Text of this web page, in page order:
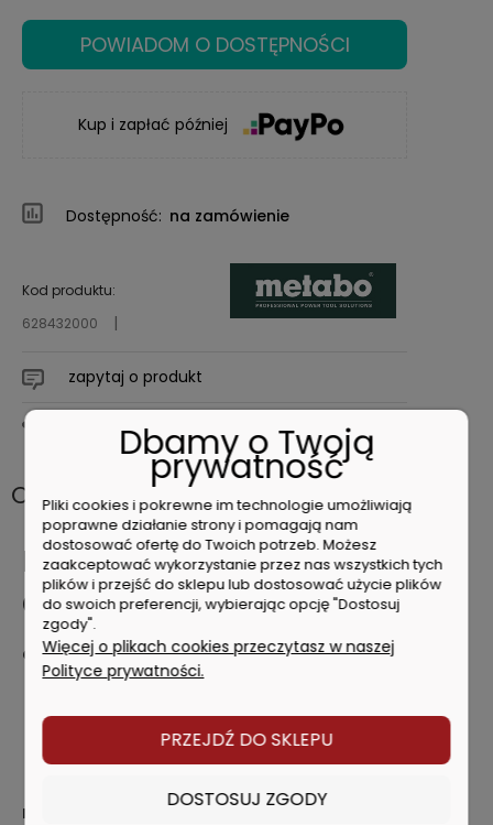
POWIADOM O DOSTĘPNOŚCI
Kup i zapłać później
Dostępność: na zamówienie
Kod produktu:
628432000
zapytaj o produkt
poleć znajomemu
Opis
METABO 628432000 TRÓJZĄB
OSTRZE DO PODKASZAREK
Cechy produktu:
splątanej trawy
Do przycinania kolczastych żywopłotów
Pasuje do kosy mechanicznej akumulatorowej FSD i FSB
Parametry
Dbamy o Twoją
prywatność
Pliki cookies i pokrewne im technologie umożliwiają
poprawne działanie strony i pomagają nam
dostosować ofertę do Twoich potrzeb. Możesz
zaakceptować wykorzystanie przez nas wszystkich tych
plików i przejść do sklepu lub dostosować użycie plików
do swoich preferencji, wybierając opcję "Dostosuj
zgody".
Więcej o plikach cookies przeczytasz w naszej
Polityce prywatności.
PRZEJDŹ DO SKLEPU
DOSTOSUJ ZGODY